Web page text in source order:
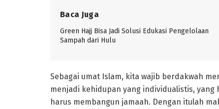
Baca Juga
Green Hajj Bisa Jadi Solusi Edukasi Pengelolaan
Sampah dari Hulu
Sebagai umat Islam, kita wajib berdakwah
menjadi kehidupan yang individualistis,
harus membangun jamaah. Dengan itulah